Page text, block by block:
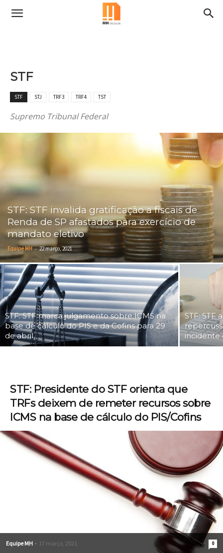
STF
STF STJ TRF3 TRF4 TST
Supremo Tribunal Federal
STF: STF invalida gratificação a fiscais de
Renda de SP afastados para exercício de
mandato eletivo
Equipe MH - 22 março, 2021
STF: STF marca julgamento sobre ICMS na
base de cálculo do PIS e da Cofins para 29
de abril
STF: STF
incidente
STF: Presidente do STF orienta que
TRFs deixem de remeter recursos sobre
ICMS na base de cálculo do PIS/Cofins
Equipe MH - 17 março, 2021 0